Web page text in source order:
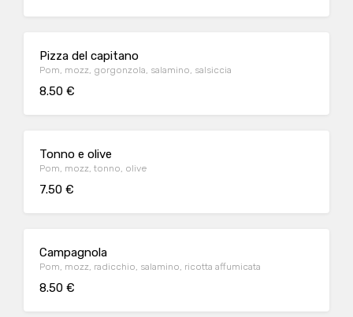
Pizza del capitano
Pom, mozz, gorgonzola, salamino, salsiccia
8.50 €
Tonno e olive
Pom, mozz, tonno, olive
7.50 €
Campagnola
Pom, mozz, radicchio, salamino, ricotta affumicata
8.50 €